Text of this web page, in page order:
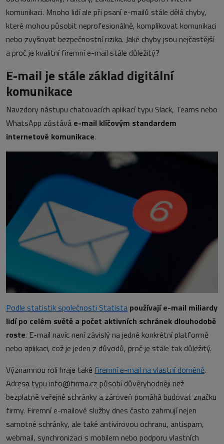
komunikaci. Mnoho lidí ale při psaní e-mailů stále dělá chyby,
které mohou působit neprofesionálně, komplikovat komunikaci
nebo zvyšovat bezpečnostní rizika. Jaké chyby jsou nejčastější
a proč je kvalitní firemní e-mail stále důležitý?
E-mail je stále základ digitální
komunikace
Navzdory nástupu chatovacích aplikací typu Slack, Teams nebo
WhatsApp zůstává e-mail klíčovým standardem
internetové komunikace.
Podle statistik společnosti Statista používají e-mail miliardy
lidí po celém světě a počet aktivních schránek dlouhodobě
roste. E-mail navíc není závislý na jedné konkrétní platformě
nebo aplikaci, což je jeden z důvodů, proč je stále tak důležitý.
Významnou roli hraje také firemní e-mail na vlastní doméně.
Adresa typu info@firma.cz působí důvěryhodněji než
bezplatné veřejné schránky a zároveň pomáhá budovat značku
firmy. Firemní e-mailové služby dnes často zahrnují nejen
samotné schránky, ale také antivirovou ochranu, antispam,
webmail, synchronizaci s mobilem nebo podporu vlastních